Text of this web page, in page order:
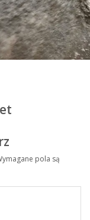
pola są